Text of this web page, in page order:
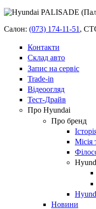
Салон: (073) 174-11-51 ,
Контакти
Склад авто
Запис на сервіс
Trade-in
Відеоогляд
Тест-Драйв
Про Hyundai
Про бренд
Місія
Новини